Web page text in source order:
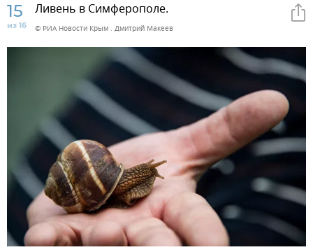
15
из 16
Ливень в Симферополе.
© РИА Новости Крым . Дмитрий Макеев